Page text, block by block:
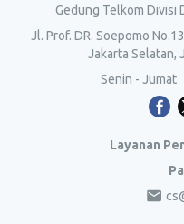
Gedung Telkom Divisi
Jl. Prof. DR. Soepomo
Jakarta Selatan,
Senin - Jumat
Layanan